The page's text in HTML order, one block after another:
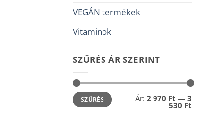
VEGÁN termékek
Vitaminok
SZŰRÉS ÁR SZERINT
Min
ár
Max
ár SZŰRÉS Ár: 2 970 Ft — 3
530 Ft